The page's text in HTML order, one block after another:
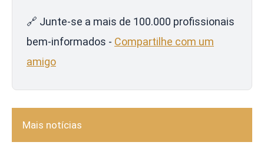
🔗 Junte-se a mais de 100.000 profissionais
bem-informados - Compartilhe com um
amigo
Mais notícias